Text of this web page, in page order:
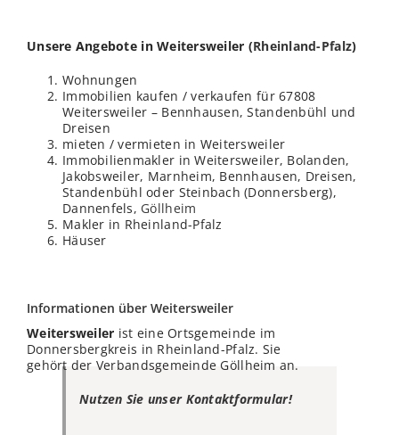
Unsere Angebote in Weitersweiler (Rheinland-Pfalz)
Wohnungen
Immobilien kaufen / verkaufen für 67808
Weitersweiler – Bennhausen, Standenbühl und
Dreisen
mieten / vermieten in Weitersweiler
Immobilienmakler in Weitersweiler, Bolanden,
Jakobsweiler, Marnheim, Bennhausen, Dreisen,
Standenbühl oder Steinbach (Donnersberg),
Dannenfels, Göllheim
Makler in Rheinland-Pfalz
Häuser
Informationen über Weitersweiler
Weitersweiler ist eine Ortsgemeinde im
Donnersbergkreis in Rheinland-Pfalz. Sie
gehört der Verbandsgemeinde Göllheim an.
Nutzen Sie unser Kontaktformular!